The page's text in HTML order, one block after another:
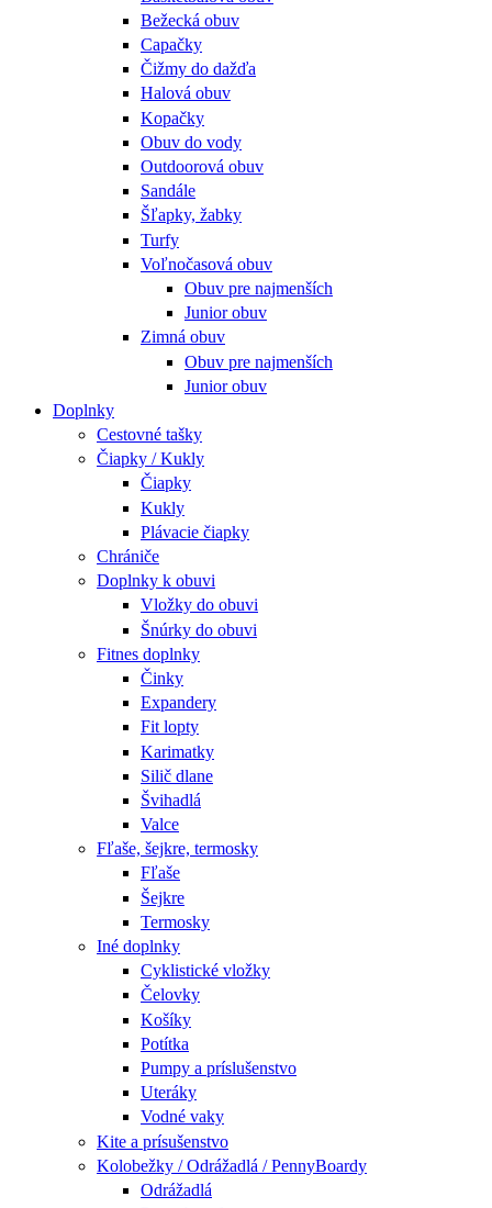
Bežecká obuv
Capačky
Čižmy do dažďa
Halová obuv
Kopačky
Obuv do vody
Outdoorová obuv
Sandále
Šľapky, žabky
Turfy
Voľnočasová obuv
Obuv pre najmenších
Junior obuv
Zimná obuv
Obuv pre najmenších
Junior obuv
Doplnky
Cestovné tašky
Čiapky / Kukly
Čiapky
Kukly
Plávacie čiapky
Chrániče
Doplnky k obuvi
Vložky do obuvi
Šnúrky do obuvi
Fitnes doplnky
Činky
Expandery
Fit lopty
Karimatky
Silič dlane
Švihadlá
Valce
Fľaše, šejkre, termosky
Fľaše
Šejkre
Termosky
Iné doplnky
Cyklistické vložky
Čelovky
Košíky
Potítka
Pumpy a príslušenstvo
Uteráky
Vodné vaky
Kite a prísušenstvo
Kolobežky / Odrážadlá / PennyBoardy
Odrážadlá